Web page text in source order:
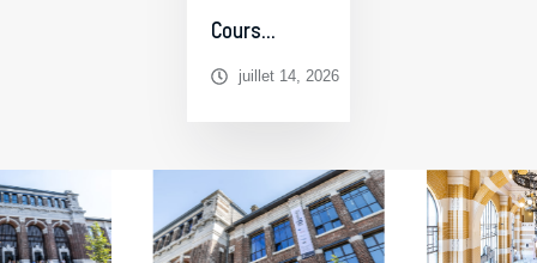
Cours
préparatoires
universitaires à
juillet 14, 2026